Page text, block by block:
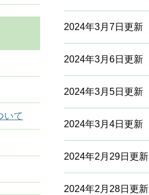
2024年3月7日更新
2024年3月6日更新
2024年3月5日更新
2024年3月4日更新
2024年2月29日更新
2024年2月28日更新
いて